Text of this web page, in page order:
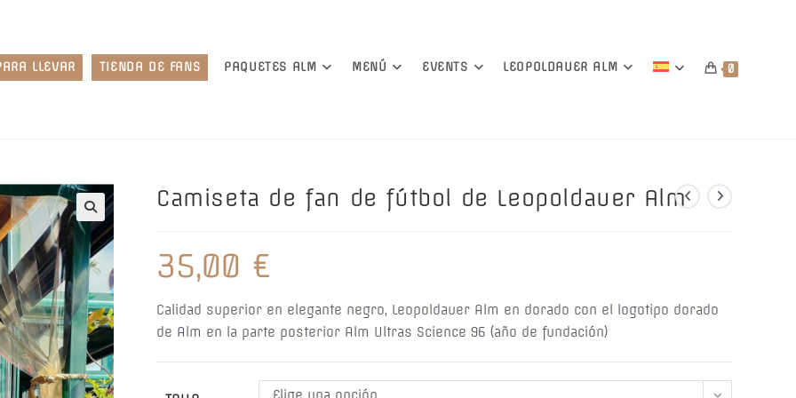
LLEVAR TIENDA DE FANS PAQUETES ALM MENÚ EVENTS LEOPOLDAUER ALM 0
🔍
Camiseta de fan de fútbol de Leopoldauer Alm
35,00 €
Calidad superior en elegante negro, Leopoldauer Alm en dorado con el logotipo dorado
de Alm en la parte posterior Alm Ultras Science 96 (año de fundación)